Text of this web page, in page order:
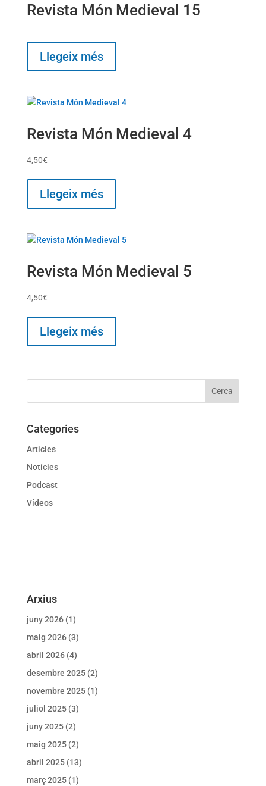
Revista Món Medieval 15
Llegeix més
Revista Món Medieval 4
4,50€
Llegeix més
Revista Món Medieval 5
4,50€
Llegeix més
Categories
Articles
Notícies
Podcast
Vídeos
Arxius
juny 2026(1)
maig 2026(3)
abril 2026(4)
desembre 2025(2)
novembre 2025(1)
juliol 2025(3)
juny 2025(2)
maig 2025(2)
abril 2025(13)
març 2025(1)